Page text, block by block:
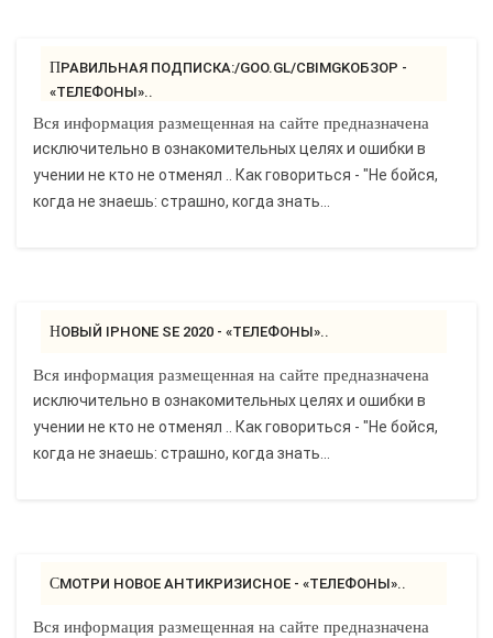
ПРАВИЛЬНАЯ ПОДПИСКА:/GOO.GL/CBIMGKОБЗОР -
«ТЕЛЕФОНЫ»..
Вся информация размещенная на сайте предназначена
исключительно в ознакомительных целях и ошибки в
учении не кто не отменял .. Как говориться - "Не бойся,
когда не знаешь: страшно, когда знать...
НОВЫЙ IPHONE SE 2020 - «ТЕЛЕФОНЫ»..
Вся информация размещенная на сайте предназначена
исключительно в ознакомительных целях и ошибки в
учении не кто не отменял .. Как говориться - "Не бойся,
когда не знаешь: страшно, когда знать...
СМОТРИ НОВОЕ АНТИКРИЗИСНОЕ - «ТЕЛЕФОНЫ»..
Вся информация размещенная на сайте предназначена